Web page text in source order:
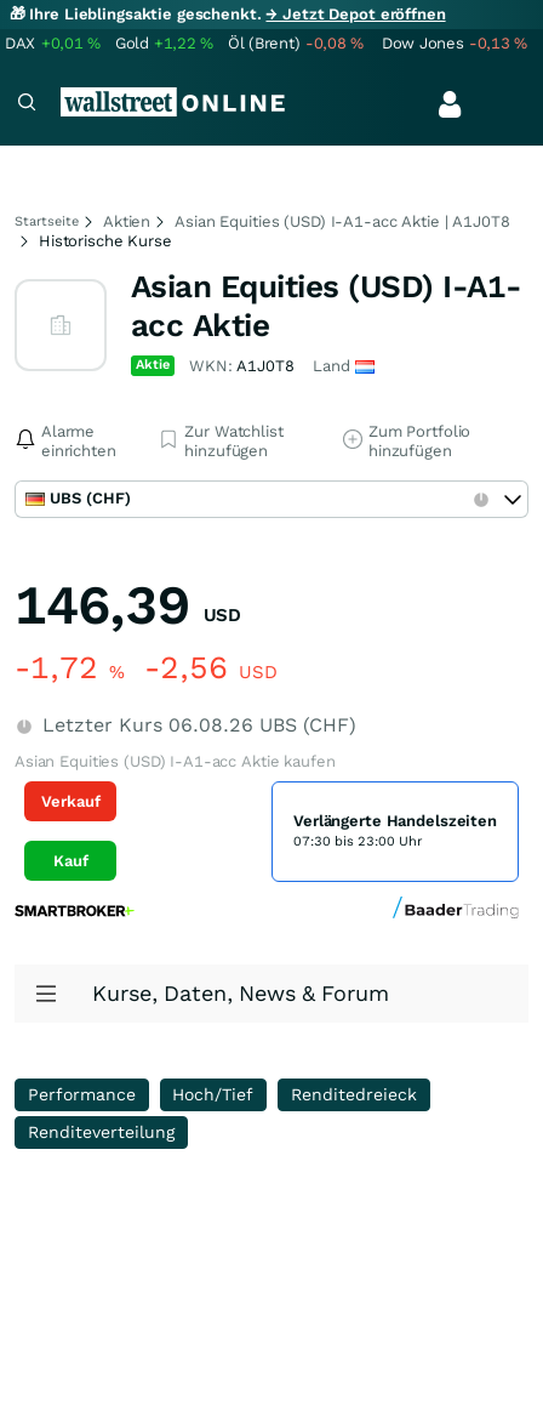
🎁 Ihre Lieblingsaktie geschenkt.→ Jetzt Depot eröffnen
DAX +0,01% Gold +1,22% Öl (Brent) -0,08% Dow Jones -0,13%
Startseite Aktien
Asian Equities (USD) I-A1-acc Aktie | A1J0T8
Historische Kurse
Asian Equities (USD) I-A1-
acc Aktie
Aktie WKN:A1J0T8 Land
Alarme
einrichten
Zur Watchlist
hinzufügen
Zum Portfolio
hinzufügen
UBS (CHF)
146,39 USD
-1,72 % -2,56 USD
Letzter Kurs 06.08.26 UBS (CHF)
Asian Equities (USD) I-A1-acc Aktie kaufen
Verkauf
Kauf
Verlängerte Handelszeiten
07:30 bis 23:00 Uhr
Kurse, Daten, News & Forum
Performance Hoch/Tief
Renditedreieck
Renditeverteilung